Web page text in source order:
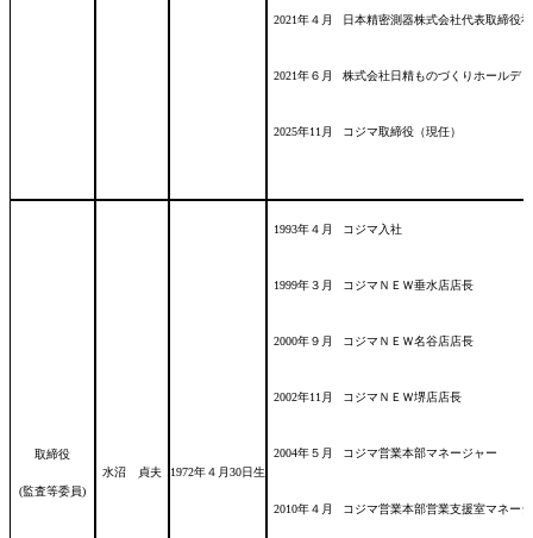
2021年４月 日本精密測器株式会社代表取締役
2021年６月 株式会社日精ものづくりホールデ
2025年11月 コジマ取締役（現任）
取締役
(監査等委員)
水沼 貞夫 1972年４月30日生
1993年４月 コジマ入社
1999年３月 コジマＮＥＷ垂水店店長
2000年９月 コジマＮＥＷ名谷店店長
2002年11月 コジマＮＥＷ堺店店長
2004年５月 コジマ営業本部マネージャー
2010年４月 コジマ営業本部営業支援室マネー